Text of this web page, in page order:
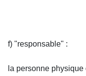
f) "responsable" :
la personne